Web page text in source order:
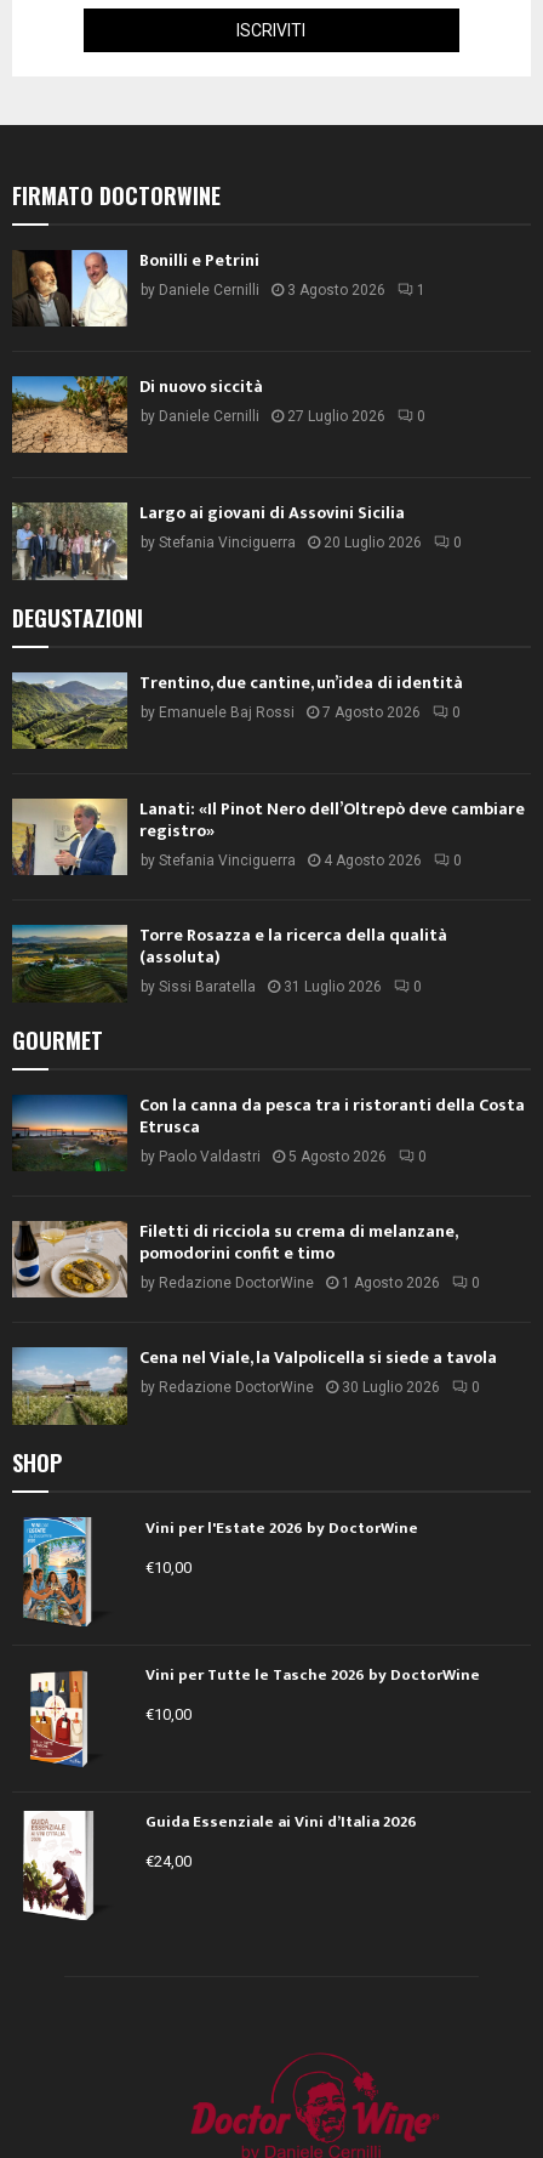
FIRMATO DOCTORWINE
Bonilli e Petrini
by Daniele Cernilli 3 Agosto 2026 1
Di nuovo siccità
by Daniele Cernilli 27 Luglio 2026 0
Largo ai giovani di Assovini Sicilia
by Stefania Vinciguerra 20 Luglio 2026 0
DEGUSTAZIONI
Trentino, due cantine, un’idea di identità
by Emanuele Baj Rossi 7 Agosto 2026 0
Lanati: «Il Pinot Nero dell’Oltrepò deve cambiare
registro»
by Stefania Vinciguerra 4 Agosto 2026 0
Torre Rosazza e la ricerca della qualità
(assoluta)
by Sissi Baratella 31 Luglio 2026 0
GOURMET
Con la canna da pesca tra i ristoranti della Costa
Etrusca
by Paolo Valdastri 5 Agosto 2026 0
Filetti di ricciola su crema di melanzane,
pomodorini confit e timo
by Redazione DoctorWine 1 Agosto 2026 0
Cena nel Viale, la Valpolicella si siede a tavola
by Redazione DoctorWine 30 Luglio 2026 0
SHOP
Vini per l'Estate 2026 by DoctorWine
€10,00
Vini per Tutte le Tasche 2026 by DoctorWine
€10,00
Guida Essenziale ai Vini d’Italia 2026
€24,00